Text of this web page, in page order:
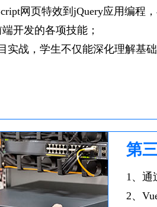
网页特效到jQuery应用编程
开发的各项技能；
实战，学生不仅能深化理解基
第
1、通
2、